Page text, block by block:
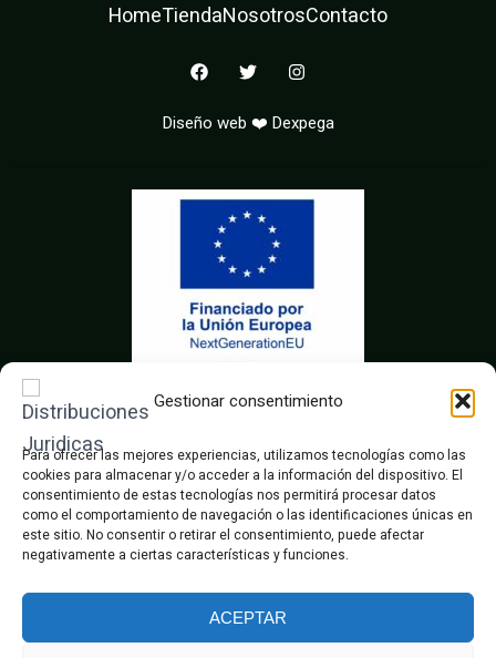
Gestionar consentimiento
Para ofrecer las mejores experiencias, utilizamos tecnologías como las
cookies para almacenar y/o acceder a la información del dispositivo. El
consentimiento de estas tecnologías nos permitirá procesar datos
como el comportamiento de navegación o las identificaciones únicas en
este sitio. No consentir o retirar el consentimiento, puede afectar
negativamente a ciertas características y funciones.
ACEPTAR
HomeTiendaNosotrosContacto
F
a
e
b
k
T
w
t
I
n
t
a
a
m
Diseño web ❤️ Dexpega
© Distribuciones Juridicas